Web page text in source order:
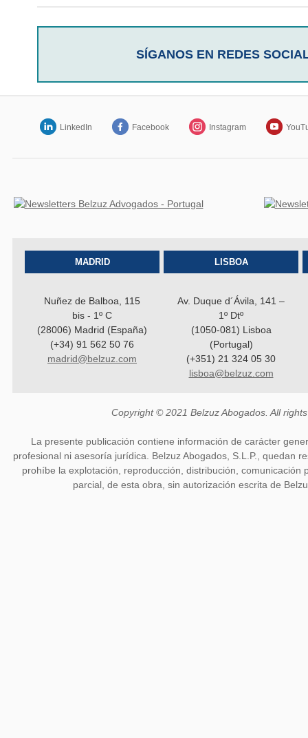
SÍGANOS EN REDES
LinkedIn Facebook Instagram
MADRID LISBOA
Nuñez de Balboa, 115
bis - 1º C
(28006) Madrid (España)
(+34) 91 562 50 76
madrid@belzuz.com
Av. Duque d´Ávila, 141 –
1º Dtº
(1050-081) Lisboa
(Portugal)
(+351) 21 324 05 30
lisboa@belzuz.com
Copyright © 2021 Belzuz Abogados. All
La presente publicación contiene información de carácter
profesional ni asesoría jurídica. Belzuz Abogados, S.L.P., quedan
prohíbe la explotación, reproducción, distribución, comunicación
parcial, de esta obra, sin autorización escrita de